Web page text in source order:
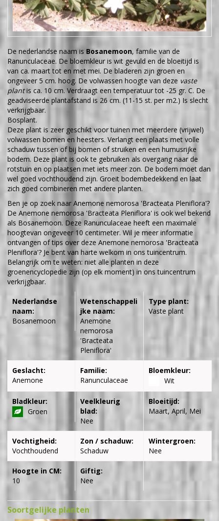
De nederlandse naam is Bosanemoon, familie van de
Ranunculaceae. De bloemkleur is wit gevuld en de bloeitijd is
van ca. maart tot en met mei. De bladeren zijn groen en
ongeveer 5 cm. hoog. De volwassen hoogte van deze vaste
plantis ca. 10 cm. Verdraagt een temperatuur tot -25 gr. C. De
geadviseerde plantafstand is 26 cm. (11-15 st. per m2.) Is slecht
verkrijgbaar.
Bosplant.
Deze plant is zeer geschikt voor tuinen met meerdere (vrijwel)
volwassen bomen en heesters. Verlangt een plaats met volle
schaduw tussen of bij bomen of struiken en een humusrijke
bodem. Deze plant is ook te gebruiken als overgang naar de
rotstuin en op plaatsen met iets meer zon. De bodem moet dan
wel goed vochthoudend zijn. Groeit bodembedekkend en laat
zich goed combineren met andere planten.
Ben je op zoek naar Anemone nemorosa 'Bracteata Pleniflora'?
De Anemone nemorosa 'Bracteata Pleniflora' is ook wel bekend
als Bosanemoon. Deze Ranunculaceae heeft een maximale
hoogtevan ongeveer 10 centimeter. Wil je meer informatie
ontvangen of tips over deze Anemone nemorosa 'Bracteata
Pleniflora'? Je bent van harte welkom in ons tuincentrum.
Belangrijk om te weten: niet alle planten in deze
groenencyclopedie zijn (op elk moment) in ons tuincentrum
verkrijgbaar.
Nederlandse
naam:
Bosanemoon
Wetenschappeli
jke naam:
Anemone
nemorosa
'Bracteata
Pleniflora'
Type plant:
Vaste plant
Geslacht:
Anemone
Familie:
Ranunculaceae
Bloemkleur:
Wit
Bladkleur:
Groen
Veelkleurig
blad:
Nee
Bloeitijd:
Maart, April, Mei
Vochtigheid:
Vochthoudend
Zon / schaduw:
Schaduw
Wintergroen:
Nee
Hoogte in CM:
10
Giftig:
Nee
Soortgelijke planten